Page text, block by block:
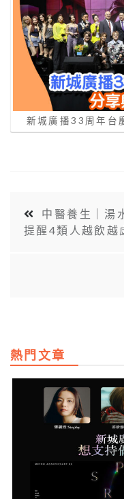
新城廣播33周年台
中醫養生｜湯
提醒4類人越飲越
熱門文章